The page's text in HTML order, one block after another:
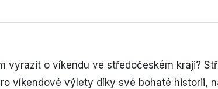
vyrazit o víkendu ve středočeském kraji?
víkendové výlety díky své bohaté historii,